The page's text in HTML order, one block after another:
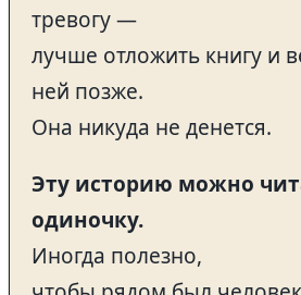
тревогу —
лучше отложить книгу и
ней позже.
Она никуда не денется.
Эту историю можно
одиночку.
Иногда полезно,